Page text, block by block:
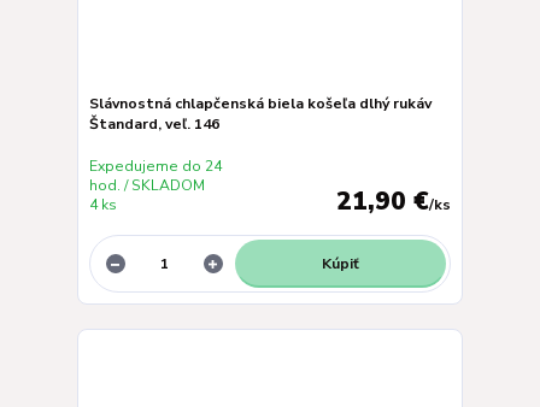
Slávnostná chlapčenská biela košeľa dlhý rukáv
Štandard, veľ. 146
21,90 €/ks
Expedujeme do 24
hod. / SKLADOM
4 ks
Kúpiť